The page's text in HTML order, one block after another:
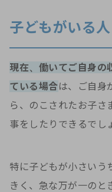
子どもがいる人
現在、働いてご自身の
ている場合は、ご自身
ら、のこされたお子さ
事をしたりできるでし
特に子どもが小さいう
きく、急な万が一のと